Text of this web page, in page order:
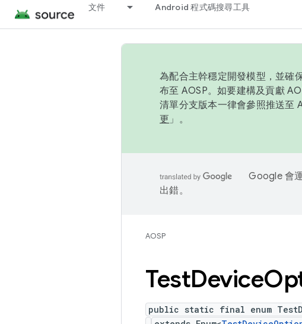
文件 Android 程式碼搜尋工具
為配合主幹穩定開發模型，並確
布至 AOSP。如要建構及貢獻
清單分支版本一律會參照推送至
更 」。
Google 會
出錯。
AOSP
TestDevice
public static final enum